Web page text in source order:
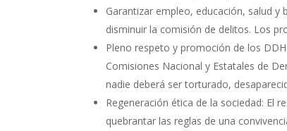
Garantizar empleo, educación, salud y
disminuir la comisión de delitos. Los
Pleno respeto y promoción de los
Comisiones Nacional y Estatales de
nadie deberá ser torturado,
Regeneración ética de la sociedad: El
quebrantar las reglas de una